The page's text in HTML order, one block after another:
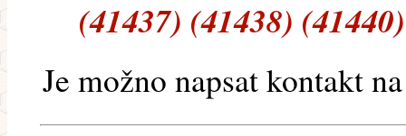
(41437) (41438)
Je možno napsat kontakt